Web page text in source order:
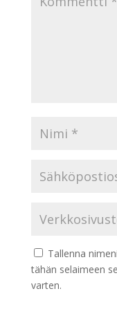
Tallenna
tähän selaimeen
varten.